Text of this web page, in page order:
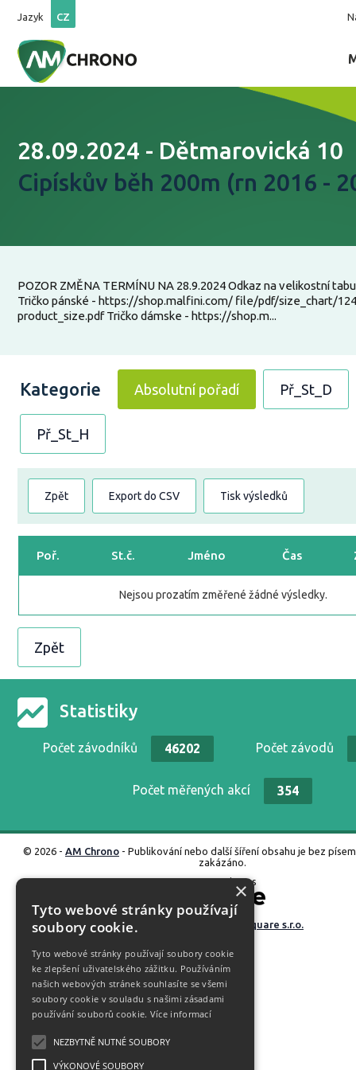
Jazyk CZ
28.09.2024 - Dětmarovická 10
Cipískův běh 200m (rn 2016 -
POZOR ZMĚNA TERMÍNU NA 28.9.2024 Odkaz na velikostní
Tričko pánské - https://shop.malfini.com/ file/pdf/size_chart/
product_size.pdf Tričko dámske - https://shop.m...
Kategorie Absolutní pořadí Př_St_D
Př_St_H
Zpět Export do CSV Tisk výsledků
Poř. St.č. Jméno Čas
Nejsou prozatím změřené žádné výsledky.
Zpět
Statistiky
Počet závodníků 46202 Počet závodů
Počet měřených akcí 354
© 2026 - AM Chrono - Publikování nebo další šíření obsahu je bez
zakázáno.
Propojeno s
M square s.r.o.
×
Tyto webové stránky používají
soubory cookie.
Tyto webové stránky používají soubory cookie
ke zlepšení uživatelského zážitku. Používáním
našich webových stránek souhlasíte se všemi
soubory cookie v souladu s našimi zásadami
používání souborů cookie. Více informací
NEZBYTNĚ NUTNÉ SOUBORY
VÝKONOVÉ SOUBORY